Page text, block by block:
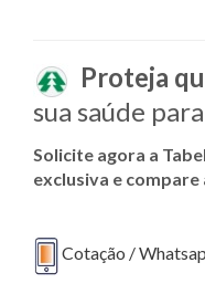
Proteja
sua saúde
Solicite agora a
exclusiva e compare
Cotação /